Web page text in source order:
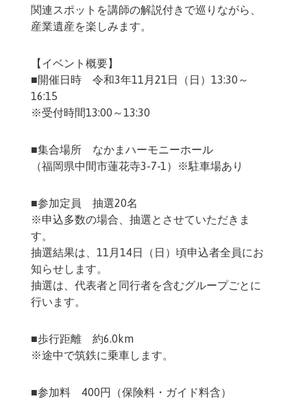
関連スポットを講師の解説付きで巡りながら、
産業遺産を楽しみます。
【イベント概要】
■開催日時 令和3年11月21日（日）13:30～
16:15
※受付時間13:00～13:30
■集合場所 なかまハーモニーホール
（福岡県中間市蓮花寺3-7-1）※駐車場あり
■参加定員 抽選20名
※申込多数の場合、抽選とさせていただきま
す。
抽選結果は、11月14日（日）頃申込者全員にお
知らせします。
抽選は、代表者と同行者を含むグループごとに
行います。
■歩行距離 約6.0km
※途中で筑鉄に乗車します。
■参加料 400円（保険料・ガイド料含）